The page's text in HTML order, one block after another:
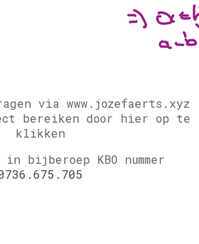
via www.jozefaerts.xyz
bereiken door hier op te
klikken
bijberoep KBO nummer